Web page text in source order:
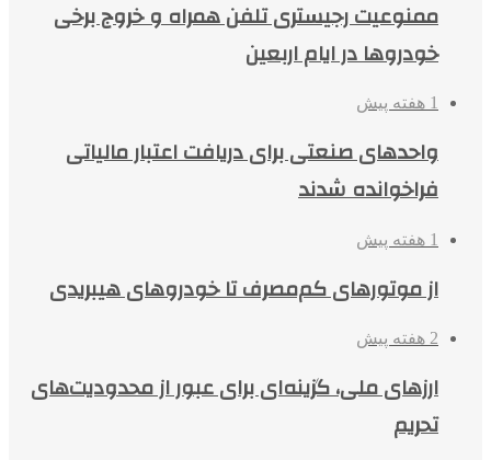
ممنوعیت رجیستری تلفن همراه و خروج برخی
خودروها در ایام اربعین
1 هفته پیش
واحدهای صنعتی برای دریافت اعتبار مالیاتی
فراخوانده شدند
1 هفته پیش
از موتورهای کم‌مصرف تا خودروهای هیبریدی
2 هفته پیش
ارزهای ملی، گزینه‌ای برای عبور از محدودیت‌های
تحریم